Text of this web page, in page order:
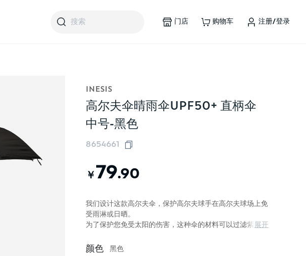
搜索 门店 购物车 注册/登录
INESIS
高尔夫伞晴雨伞UPF50+ 直柄伞
中号-黑色
8654661
￥79.90
我们设计这款高尔夫伞，保护高尔夫球手在高尔夫球场上免
受雨淋或日晒。
为了保护您免受太阳的伤害，这种伞的材料可以过滤紫外线
展开
颜色 黑色